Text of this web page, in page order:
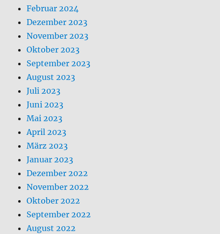
Februar 2024
Dezember 2023
November 2023
Oktober 2023
September 2023
August 2023
Juli 2023
Juni 2023
Mai 2023
April 2023
März 2023
Januar 2023
Dezember 2022
November 2022
Oktober 2022
September 2022
August 2022